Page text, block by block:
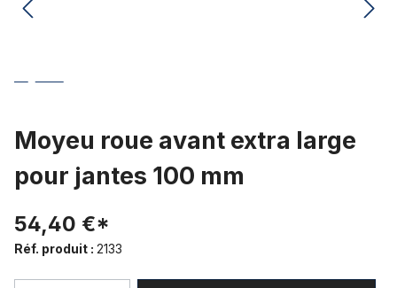
Moyeu roue avant extra large
pour jantes 100 mm
54,40 €*
Réf. produit : 2133